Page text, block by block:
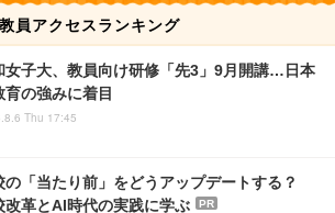
教員アクセスランキング
女子大、教員向け研修「先3」9月開講…日本
育の強みに着目
Thu 17:45
の「当たり前」をどうアップデートする？
改革とAI時代の実践に学ぶ
PR